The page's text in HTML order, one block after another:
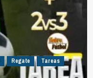
Regate
Tareas